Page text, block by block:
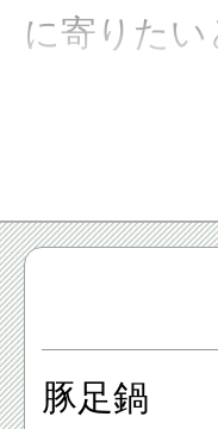
に寄りた
リーズナ
います。
メニュー
リ、麻婆
豚足鍋